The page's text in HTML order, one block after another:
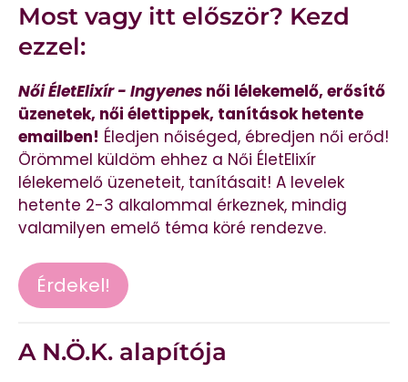
Most vagy itt először? Kezd
ezzel:
Női ÉletElixír - Ingyenes női lélekemelő, erősítő
üzenetek, női élettippek, tanítások hetente
emailben! Éledjen nőiséged, ébredjen női erőd!
Örömmel küldöm ehhez a Női ÉletElixír
lélekemelő üzeneteit, tanításait! A levelek
hetente 2-3 alkalommal érkeznek, mindig
valamilyen emelő téma köré rendezve.
Érdekel!
A N.Ö.K. alapítója